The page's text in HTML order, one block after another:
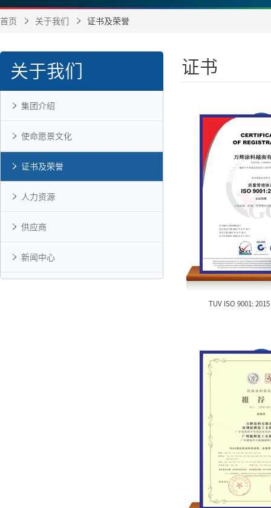
首页 关于我们 证书及荣誉
关于我们
集团介绍
使命愿景文化
证书及荣誉
人力资源
供应商
新闻中心
证书
TUV ISO 9001: